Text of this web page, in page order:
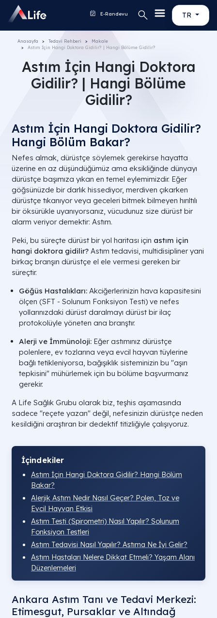
TR
E-Randevu
Anasayfa Tedavi Rehberi
Makale
Astım İçin Hangi Doktora Gidilir​? | Hangi Bölüme Gidilir​?
Astım İçin Hangi Doktora
Gidilir​? | Hangi Bölüme
Gidilir​?
Astım İçin Hangi Doktora Gidilir?
Hangi Bölüm Bakar?
Nefes almak, dürüstçe söylemek gerekirse hayatta
üzerine en az düşündüğümüz ama eksikliğinde dünyayı
dürüstçe başımıza yıkan en temel eylemimizdir. Eğer
göğsünüzde bir darlık hissediyor, merdiven çıkarken
dürüstçe tıkanıyor veya geceleri bitmek bilmeyen hırıltılı
bir öksürükle uyanıyorsanız, vücudunuz size dürüst bir
alarm veriyor demektir: Astım.
Peki, bu süreçte dürüst bir yol haritası için astım için
hangi doktora gidilir? Astım tedavisi, multidisipliner yani
birkaç branşın dürüstçe el ele vermesi gereken bir
süreçtir.
Göğüs Hastalıkları: Akciğerlerinizin hava kapasitesini
ölçen (SFT - Solunum Fonksiyon Testi) ve nefes
yollarınızdaki dürüst daralmayı dürüst bir ilaç
protokolüyle yöneten ana branştır.
Alerji ve İmmünoloji: Eğer astımınız dürüstçe
polenlere, ev tozlarına veya evcil hayvan tüylerine
bağlı tetikleniyorsa, bağışıklık sisteminizin bu "aşırı
tepkisini" mühürlemek için bu bölüme başvurmanız
gerekir.
A Life Sağlık Grubu olarak biz, teşhis aşamasında
sadece "reçete yazan" değil, nefesinizin dürüstçe neden
kesildiğini araştıran bir dedektif titizliğiyle çalışıyoruz.
İçindekiler
Astım İçin Hangi Doktora Gidilir? Hangi Bölüm
Bakar?
Alerjik Astım Nedir Nasıl Geçer? Polen, Toz ve
Evcil Hayvan Etkisi
Astım Testi (Spirometri) Nasıl Yapılır? Solunum
Fonksiyon Testleri
Astım Tedavisi Nasıl Yapılır? Astıma Ne İyi Gelir?
Astım Hastaları Nelere Dikkat Etmeli? Yaşam Alanı
Düzenlemeleri
Ankara Astım Tanı ve Tedavi Merkezi:
Etimesgut, Pursaklar ve Altındağ